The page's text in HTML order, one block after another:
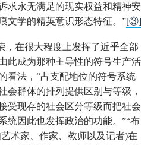
求永无满足的现实权益和精神安
文学的精英意识形态特征。”[③]
，在很大程度上发挥了近乎全部
此成为那种主导性的符号生产活
看法，“占支配地位的符号系统
会群体的排列提供区别与等级，
受现存的社会区分等级而把社会
统因此也发挥政治的功能。”“布
术家、作家、教师以及记者)在